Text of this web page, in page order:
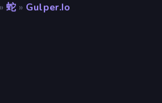
» 蛇 » Gulper.io